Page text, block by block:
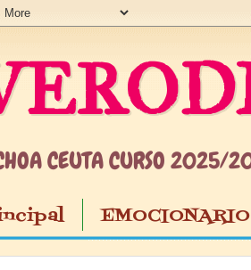
CEUTA CURSO 2025/
EMOCIONARIO